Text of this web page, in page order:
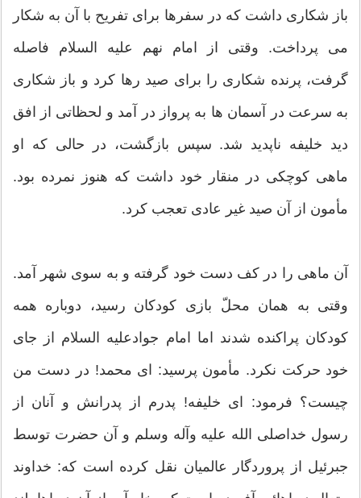
باز شکاری داشت که در سفرها برای تفریح با آن به شکار
می پرداخت. وقتی از امام نهم علیه السلام فاصله
گرفت، پرنده شکاری را برای صید رها کرد و باز شکاری
به سرعت در آسمان ها به پرواز در آمد و لحظاتی از افق
دید خلیفه ناپدید شد. سپس بازگشت، در حالی که او
ماهی کوچکی در منقار خود داشت که هنوز نمرده بود.
مأمون از آن صید غیر عادی تعجب کرد.
آن ماهی را در کف دست خود گرفته و به سوی شهر آمد.
وقتی به همان محلّ بازی کودکان رسید، دوباره همه
کودکان پراکنده شدند اما امام جوادعلیه السلام از جای
خود حرکت نکرد. مأمون پرسید: ای محمد! در دست من
چیست؟ فرمود: ای خلیفه! پدرم از پدرانش و آنان از
رسول خداصلی الله علیه وآله وسلم و آن حضرت توسط
جبرئیل از پروردگار عالمیان نقل کرده است که: خداوند